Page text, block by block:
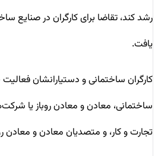
رشد کند، تقاضا برای کارگران در صنایع
یافت.
کارگران ساختمانی و دستیارانشان فعالیت
ساختمانی، معادن و معادن روباز یا
تجارت و کار، و متصدیان معادن و معادن